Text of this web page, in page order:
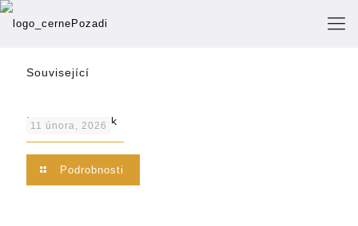
Související
11 února, 2026
Dominik Dvořák
Podrobnosti